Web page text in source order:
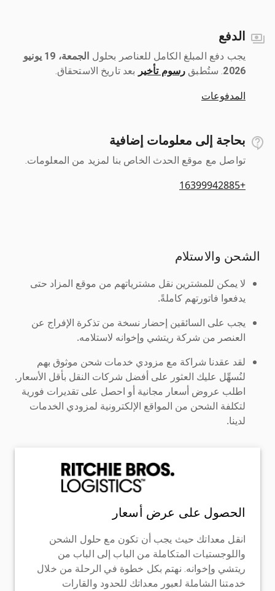
الدفع
يجب دفع المبلغ الكامل للعناصر بحلول ‎
الجمعة، 19 يونيو
2026
رسوم تأخير بعد تاريخ الاستحقاق.
المدفوعات
بحاجة إلى معلومات إضافية
تواصل مع موقع الحدث الخاص بنا لمزيد من المعلومات.
+16399942885
الشحن والاستلام
لا يمكن للمشترين نقل مشترياتهم من موقع المزاد حتى
يدفعوا فاتورتهم كاملةً.
يجب على السائقين إحضار نسخة من تذكرة الإفراج عن
العنصر من شركة ريتشي وإخوانه لاستلامه.
لقد عقدنا شراكة مع مزودي خدمات شحن موثوق بهم
لنُسهِّل عليك العثور على أفضل شركات النقل بأقل الأسعار.
اطلب عروض أسعار مجانية أو احصل على تقديرات فورية
لتكلفة الشحن من المواقع الإلكترونية لمزودي الخدمات
لدينا.
الحصول على عرض أسعار
انقل معداتك حيث يجب أن تكون مع حلول الشحن
واللوجستيات المتكاملة من الباب إلى الباب من
ريتشي وإخوانه. نهتم بكل خطوة في الرحلة من خلال
خدمتنا الشاملة لعبور معداتك للحدود والقارات